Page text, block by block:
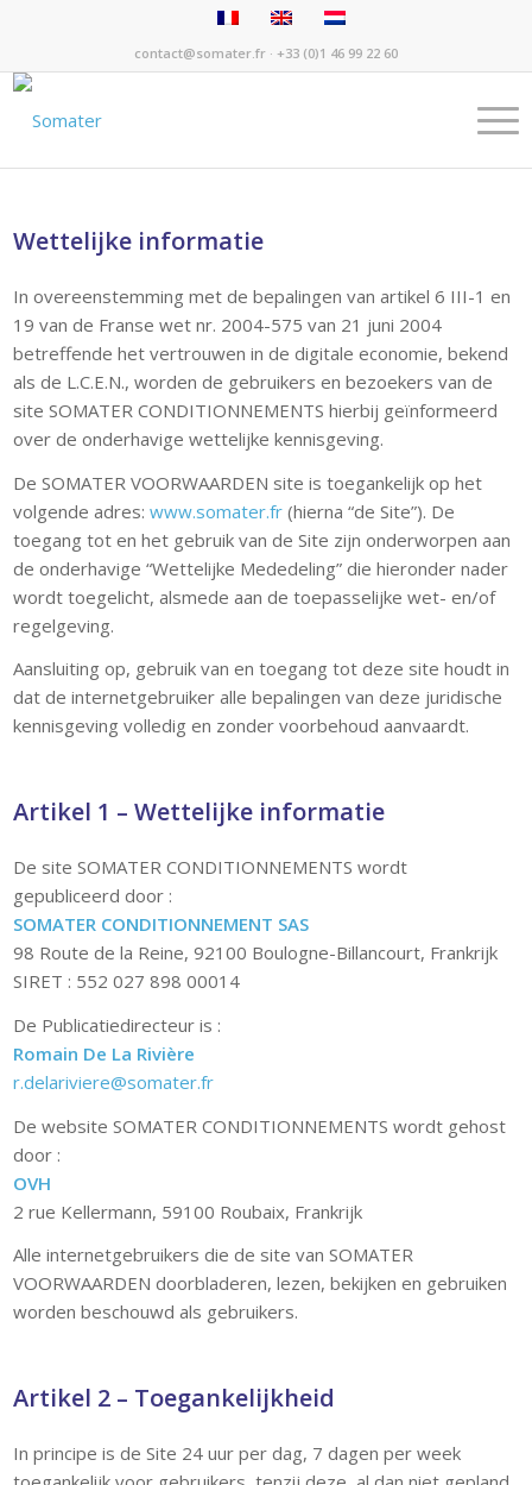
contact@somater.fr · +33 (0)1 46 99 22 60
Wettelijke informatie
In overeenstemming met de bepalingen van artikel 6 III-1 en
19 van de Franse wet nr. 2004-575 van 21 juni 2004
betreffende het vertrouwen in de digitale economie, bekend
als de L.C.E.N., worden de gebruikers en bezoekers van de
site SOMATER CONDITIONNEMENTS hierbij geïnformeerd
over de onderhavige wettelijke kennisgeving.
De SOMATER VOORWAARDEN site is toegankelijk op het
volgende adres:www.somater.fr (hierna “de Site”). De
toegang tot en het gebruik van de Site zijn onderworpen aan
de onderhavige “Wettelijke Mededeling” die hieronder nader
wordt toegelicht, alsmede aan de toepasselijke wet- en/of
regelgeving.
Aansluiting op, gebruik van en toegang tot deze site houdt in
dat de internetgebruiker alle bepalingen van deze juridische
kennisgeving volledig en zonder voorbehoud aanvaardt.
Artikel 1 – Wettelijke informatie
De site SOMATER CONDITIONNEMENTS wordt
gepubliceerd door :
SOMATER CONDITIONNEMENT SAS
98 Route de la Reine, 92100 Boulogne-Billancourt, Frankrijk
SIRET : 552 027 898 00014
De Publicatiedirecteur is :
Romain De La Rivière
r.delariviere@somater.fr
De website SOMATER CONDITIONNEMENTS wordt gehost
door :
OVH
2 rue Kellermann, 59100 Roubaix, Frankrijk
Alle internetgebruikers die de site van SOMATER
VOORWAARDEN doorbladeren, lezen, bekijken en gebruiken
worden beschouwd als gebruikers.
Artikel 2 – Toegankelijkheid
In principe is de Site 24 uur per dag, 7 dagen per week